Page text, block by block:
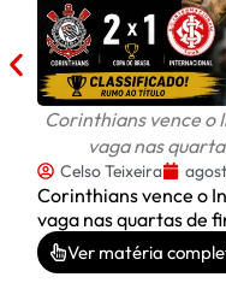
Corinthians vence o
vaga nas
Celso Teixeira
Corinthians vence o
vaga nas quartas de
Ver matéria